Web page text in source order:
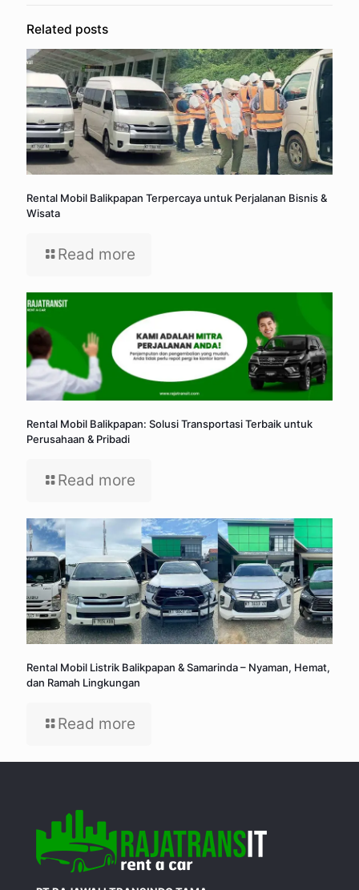
Related posts
Rental Mobil Balikpapan Terpercaya untuk Perjalanan Bisnis &
Wisata
Read more
Rental Mobil Balikpapan: Solusi Transportasi Terbaik untuk
Perusahaan & Pribadi
Read more
Rental Mobil Listrik Balikpapan & Samarinda – Nyaman, Hemat,
dan Ramah Lingkungan
Read more